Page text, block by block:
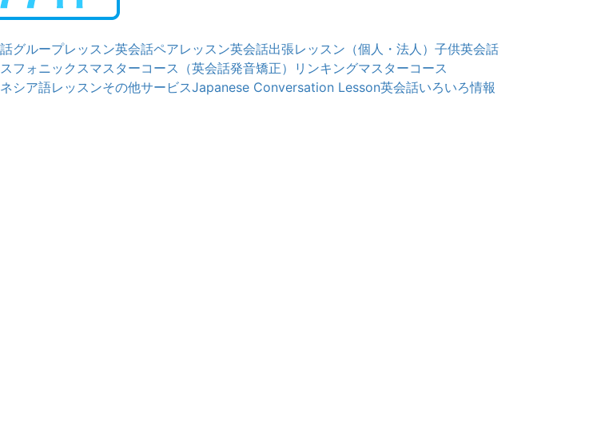
グループレッスン英会話ペアレッスン英会話出張レッスン（個人・法人） 子供英会話
フォニックスマスターコース（英会話発音矯正）
リンキングマスターコース
シア語レッスンその他サービスJapanese Conversation Lesson英会話いろいろ情報